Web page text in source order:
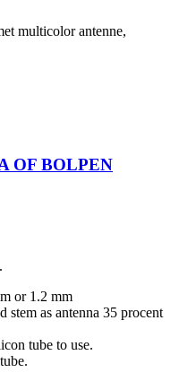
multicolor antenne,
OF BOLPEN
or 1.2 mm
stem as antenna 35 procent
tube to use.